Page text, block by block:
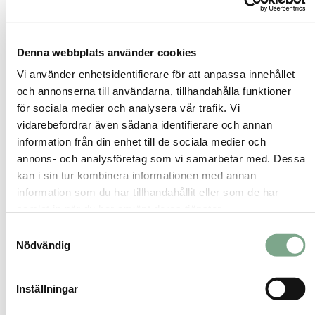
Denna webbplats använder cookies
Vi använder enhetsidentifierare för att anpassa innehållet
och annonserna till användarna, tillhandahålla funktioner
för sociala medier och analysera vår trafik. Vi
vidarebefordrar även sådana identifierare och annan
information från din enhet till de sociala medier och
annons- och analysföretag som vi samarbetar med. Dessa
kan i sin tur kombinera informationen med annan
information som du har tillhandahållit eller som de har
Nödvändig
Inställningar
konstantvarvtalspumpar med för högt flöde
eller historiskt uppskruvad värmekurva efter
på zonindelning och otillräcklig övervakning
nämns som vanliga problem. Det kan leda
till övertemperaturer, hög returtemperatur och
onödigt hög energiförbrukning.
Den rekommenderade arbetsgången är
stegvis:
verifiera givare och deras placering
skapa trendloggning och larm
över tid